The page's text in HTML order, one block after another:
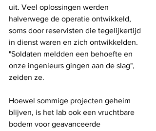
uit. Veel oplossingen werden
halverwege de operatie ontwikkeld,
soms door reservisten die tegelijkertijd
in dienst waren en zich ontwikkelden.
"Soldaten meldden een behoefte en
onze ingenieurs gingen aan de slag",
zeiden ze.
Hoewel sommige projecten geheim
blijven, is het lab ook een vruchtbare
bodem voor geavanceerde